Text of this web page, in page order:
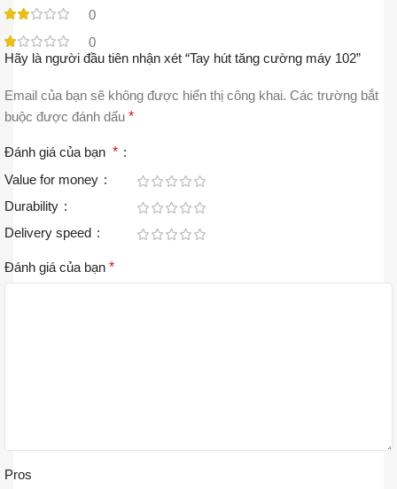
0
0
Hãy là người đầu tiên nhận xét “Tay hút tăng cường máy 102”
Email của bạn sẽ không được hiển thị công khai. Các trường bắt
buộc được đánh dấu *
Đánh giá của bạn *
Value for money
Durability
Delivery speed
Đánh giá của bạn *
Pros